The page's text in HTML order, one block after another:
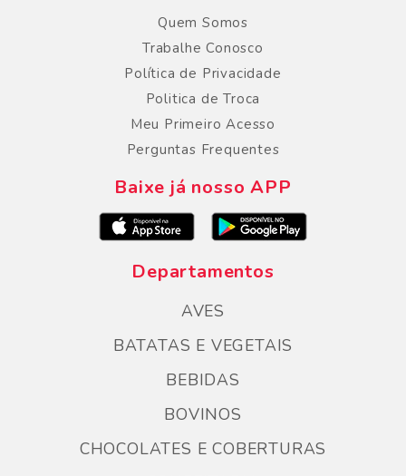
Quem Somos
Trabalhe Conosco
Política de Privacidade
Politica de Troca
Meu Primeiro Acesso
Perguntas Frequentes
Baixe já nosso APP
Departamentos
AVES
BATATAS E VEGETAIS
BEBIDAS
BOVINOS
CHOCOLATES E COBERTURAS